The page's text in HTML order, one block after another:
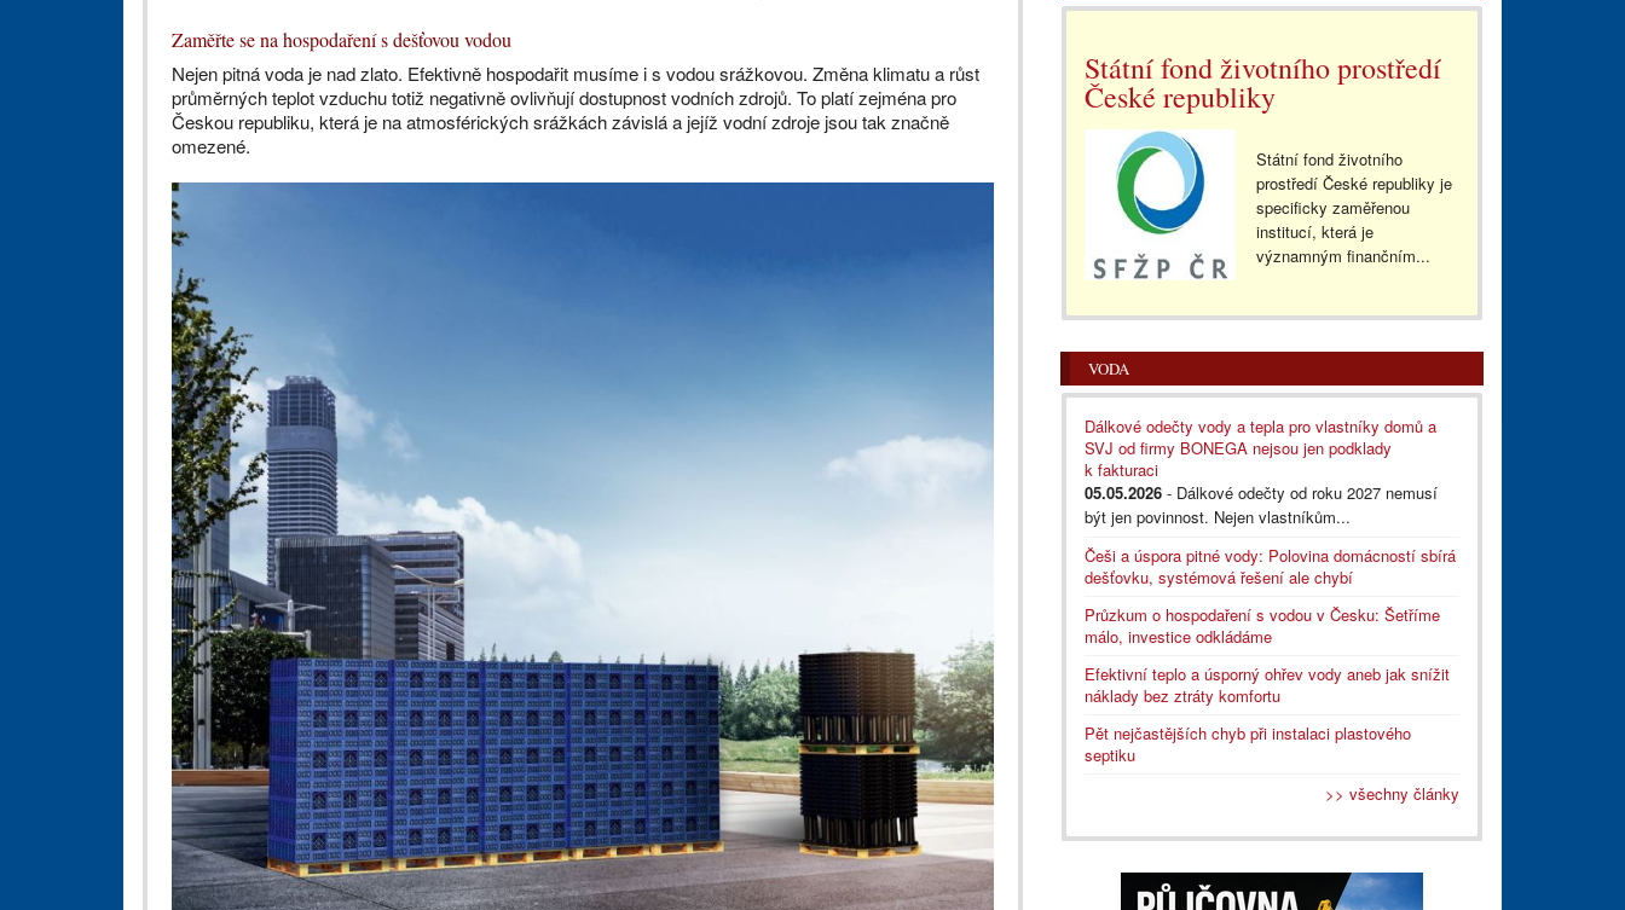
Zaměřte se na hospodaření s dešťovou vodou
Nejen pitná voda je nad zlato. Efektivně hospodařit musíme i s vodou srážkovou. Změna klimatu a růst
průměrných teplot vzduchu totiž negativně ovlivňují dostupnost vodních zdrojů. To platí zejména pro
Českou republiku, která je na atmosférických srážkách závislá a jejíž vodní zdroje jsou tak značně
omezené.
Státní fond životního prostředí
České republiky
Státní fond životního
prostředí České republiky je
specificky zaměřenou
institucí, která je
významným finančním...
VODA
Dálkové odečty vody a tepla pro vlastníky domů a
SVJ od firmy BONEGA nejsou jen podklady
k fakturaci
05.05.2026 - Dálkové odečty od roku 2027 nemusí
být jen povinnost. Nejen vlastníkům...
Češi a úspora pitné vody: Polovina domácností sbírá
dešťovku, systémová řešení ale chybí
Průzkum o hospodaření s vodou v Česku: Šetříme
málo, investice odkládáme
Efektivní teplo a úsporný ohřev vody aneb jak snížit
náklady bez ztráty komfortu
Pět nejčastějších chyb při instalaci plastového
septiku
>> všechny články